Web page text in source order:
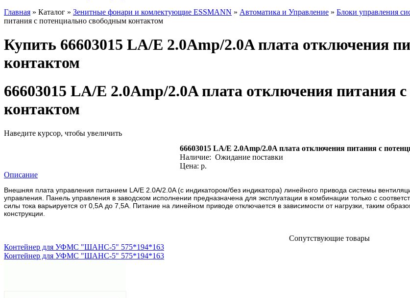
Главная » Каталог » Зенитные фонари и комлектующие ESSMANN » Автоматика и Управление » Блоки управления
питания с потенциально свободным контактом
Купить 66603015 LA/E 2.0Amp/2.0A плата отключения
контактом
66603015 LA/E 2.0Amp/2.0A плата отключения питания
контактом
Наведите курсор, чтобы увеличить
66603015 LA/E 2.0Amp/2.0A плата отключения питания с
Наличие: Ожидание поставки
Цена: р.
Описание
Внешняя плата управления питанием LA/E 2.0A/2.0A (с индикатором/без индикатора) линейного привода системы
управления. Панель управления в заводском исполнении предназначена для эксплуатации в комбинации только с
силы тока варьируется от 0,5А до 7,5А. Питание на линейном приводе отключается в зависимости от нагрузки, таким
конструкции.
Сопутствующие товары
Контейнер для УФМС "ШАНС-5" 575*194*163
Контейнер для УФМС "ШАНС-5" 575*194*163